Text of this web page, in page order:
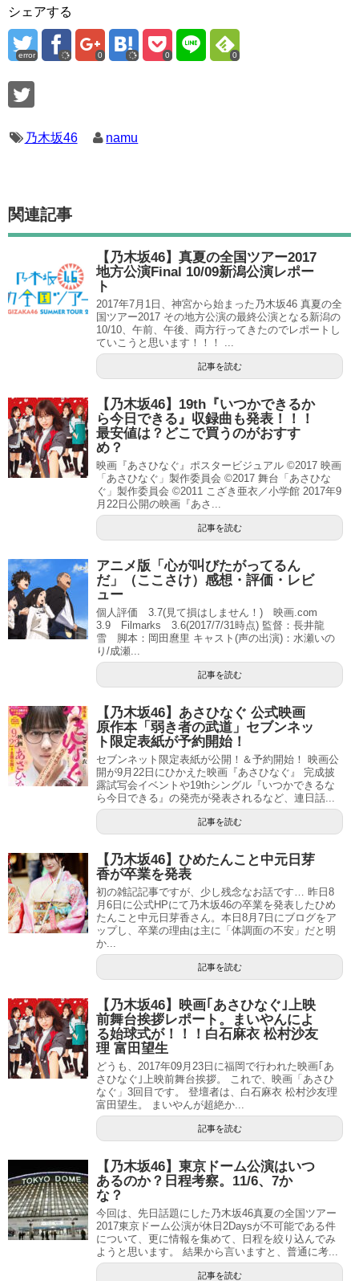
シェアする
error 0 0 0
乃木坂46 namu
関連記事
【乃木坂46】真夏の全国ツアー2017
地方公演Final 10/09新潟公演レポー
ト
2017年7月1日、神宮から始まった乃木坂46 真夏の全
国ツアー2017 その地方公演の最終公演となる新潟の
10/10、午前、午後、両方行ってきたのでレポートし
ていこうと思います！！！ ...
記事を読む
【乃木坂46】19th『いつかできるか
ら今日できる』収録曲も発表！！！
最安値は？どこで買うのがおすす
め？
映画『あさひなぐ』ポスタービジュアル ©2017 映画
「あさひなぐ」製作委員会 ©2017 舞台「あさひな
ぐ」製作委員会 ©2011 こざき亜衣／小学館 2017年9
月22日公開の映画『あさ...
記事を読む
アニメ版「心が叫びたがってるん
だ」（ここさけ）感想・評価・レビ
ュー
個人評価 3.7(見て損はしません！) 映画.com
3.9 Filmarks 3.6(2017/7/31時点) 監督：長井龍
雪 脚本：岡田麿里 キャスト(声の出演)：水瀬いの
り/成瀬...
記事を読む
【乃木坂46】あさひなぐ 公式映画
原作本「弱き者の武道」セブンネッ
ト限定表紙が予約開始！
セブンネット限定表紙が公開！＆予約開始！ 映画公
開が9月22日にひかえた映画『あさひなぐ』 完成披
露試写会イベントや19thシングル『いつかできるな
ら今日できる』の発売が発表されるなど、連日話...
記事を読む
【乃木坂46】ひめたんこと中元日芽
香が卒業を発表
初の雑記記事ですが、少し残念なお話です… 昨日8
月6日に公式HPにて乃木坂46の卒業を発表したひめ
たんこと中元日芽香さん。本日8月7日にブログをア
ップし、卒業の理由は主に「体調面の不安」だと明
か...
記事を読む
【乃木坂46】映画｢あさひなぐ｣上映
前舞台挨拶レポート。まいやんによ
る始球式が！！！白石麻衣 松村沙友
理 富田望生
どうも、2017年09月23日に福岡で行われた映画｢あ
さひなぐ｣上映前舞台挨拶。 これで、映画「あさひ
なぐ」3回目です。 登壇者は、白石麻衣 松村沙友理
富田望生。 まいやんが超絶か...
記事を読む
【乃木坂46】東京ドーム公演はいつ
あるのか？日程考察。11/6、7か
な？
今回は、先日話題にした乃木坂46真夏の全国ツアー
2017東京ドーム公演が休日2Daysが不可能である件
について、更に情報を集めて、日程を絞り込んでみ
ようと思います。 結果から言いますと、普通に考...
記事を読む